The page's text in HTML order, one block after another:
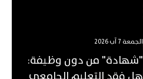
الجمعة 7 آب 2026
"شهادة" من دون وظيفة: